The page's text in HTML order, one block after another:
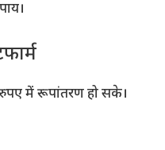
में रूपांतरण हो सके।